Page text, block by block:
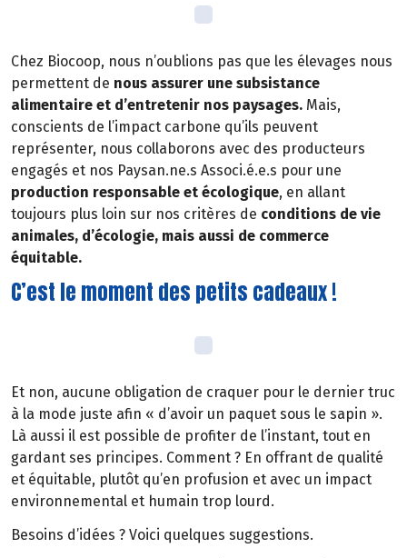
Chez Biocoop, nous n’oublions pas que les élevages nous
permettent de nous assurer une subsistance
alimentaire et d’entretenir nos paysages. Mais,
conscients de l’impact carbone qu’ils peuvent
représenter, nous collaborons avec des producteurs
engagés et nos Paysan.ne.s Associ.é.e.s pour une
production responsable et écologique, en allant
toujours plus loin sur nos critères de conditions de vie
animales, d’écologie, mais aussi de commerce
équitable.
C’est le moment des petits cadeaux !
Et non, aucune obligation de craquer pour le dernier truc
à la mode juste afin « d’avoir un paquet sous le sapin ».
Là aussi il est possible de profiter de l’instant, tout en
gardant ses principes. Comment ? En offrant de qualité
et équitable, plutôt qu’en profusion et avec un impact
environnemental et humain trop lourd.
Besoins d’idées ? Voici quelques suggestions.